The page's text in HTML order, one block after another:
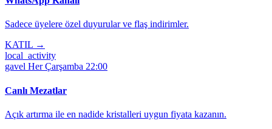
Sadece üyelere özel duyurular ve flaş indirimler.
KATIL →
local_activity
gavel Her Çarşamba 22:00
Canlı Mezatlar
Açık artırma ile en nadide kristalleri uygun fiyata kazanın.